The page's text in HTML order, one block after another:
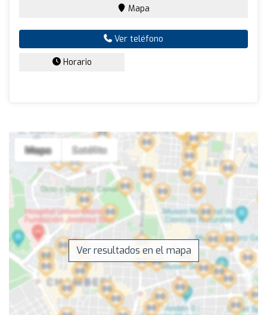
Mapa
Ver teléfono
Horario
Ver resultados en el mapa